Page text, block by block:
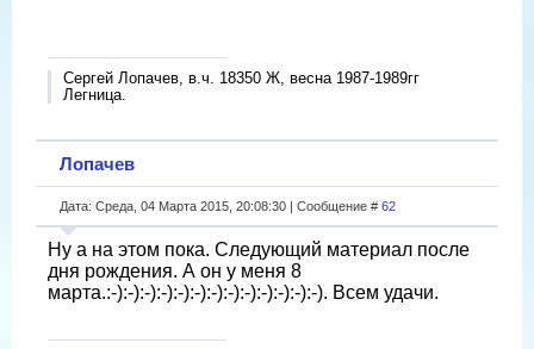
Сергей Лопачев, в.ч. 18350 Ж, весна 1987-1989гг
Легница.
Лопачев
Дата: Среда, 04 Марта 2015, 20:08:30 | Сообщение # 62
Ну а на этом пока. Следующий материал после
дня рождения. А он у меня 8
марта.:-):-):-):-):-):-):-):-):-):-):-):-):-). Всем удачи.